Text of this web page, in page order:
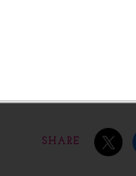
SHARE